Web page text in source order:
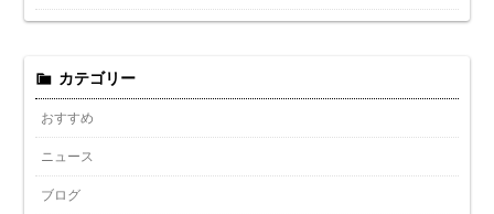
カテゴリー
おすすめ
ニュース
ブログ